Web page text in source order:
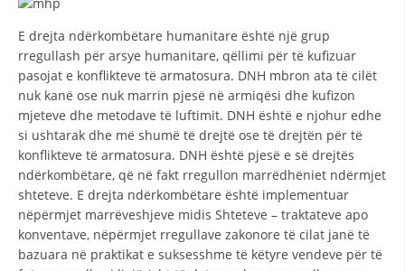
ORGANIZIMI DHE ZHVILLIMI
BORDI DREJTUES
STRUKTURA DHE STRUKTURA ORGANIZATIVE
DISEMINIMI
E drejta ndërkombëtare humanitare është një grup
rregullash për arsye humanitare, qëllimi për të kufizuar
pasojat e konflikteve të armatosura. DNH mbron ata të cilët
nuk kanë ose nuk marrin pjesë në armiqësi dhe kufizon
mjeteve dhe metodave të luftimit. DNH është e njohur edhe
si ushtarak dhe më shumë të drejtë ose të drejtën për të
konflikteve të armatosura. DNH është pjesë e së drejtës
ndërkombëtare, që në fakt rregullon marrëdhëniet ndërmjet
shteteve. E drejta ndërkombëtare është implementuar
nëpërmjet marrëveshjeve midis Shteteve – traktateve apo
konventave, nëpërmjet rregullave zakonore të cilat janë të
bazuara në praktikat e suksesshme të këtyre vendeve për të